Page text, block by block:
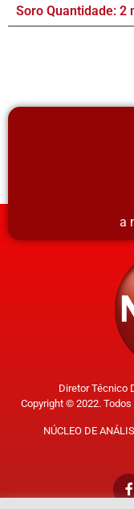
Soro Quantidade: 2
a
Diretor Técnico
Copyright © 2022.
NÚCLEO DE